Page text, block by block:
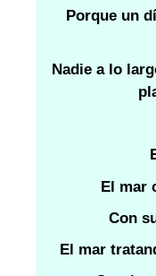
Porque un
Nadie a lo
El mar
Con
El mar